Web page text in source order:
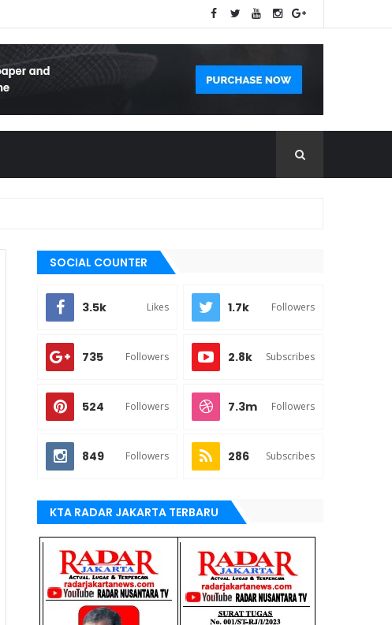
SOCIAL COUNTER
3.5k Likes 1.7k Followers
735 Followers 2.8k Subscribes
524 Followers 7.3m Followers
849 Followers 286 Subscribes
KTA RADAR JAKARTA TERBARU